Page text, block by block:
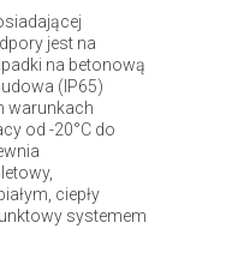
jest na
na betonową
(IP65)
warunkach
od -20°C do
ciepły
systemem